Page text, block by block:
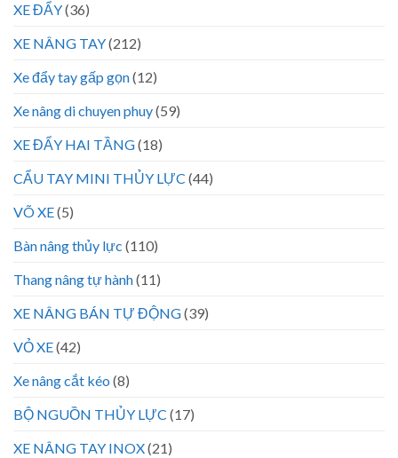
XE ĐẨY(36)
XE NÂNG TAY(212)
Xe đẩy tay gấp gọn(12)
Xe nâng di chuyen phuy(59)
XE ĐẨY HAI TẦNG(18)
CẨU TAY MINI THỦY LỰC (44)
VÕ XE(5)
Bàn nâng thủy lực (110)
Thang nâng tự hành(11)
XE NÂNG BÁN TỰ ĐỘNG(39)
VỎ XE(42)
Xe nâng cắt kéo (8)
BỘ NGUỒN THỦY LỰC (17)
XE NÂNG TAY INOX(21)